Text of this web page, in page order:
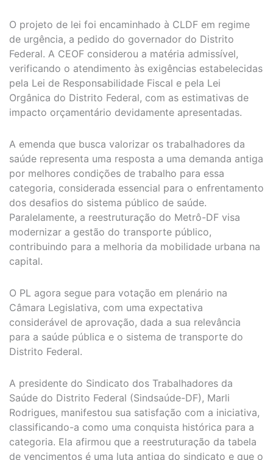
O projeto de lei foi encaminhado à CLDF em regime
de urgência, a pedido do governador do Distrito
Federal. A CEOF considerou a matéria admissível,
verificando o atendimento às exigências estabelecidas
pela Lei de Responsabilidade Fiscal e pela Lei
Orgânica do Distrito Federal, com as estimativas de
impacto orçamentário devidamente apresentadas.
A emenda que busca valorizar os trabalhadores da
saúde representa uma resposta a uma demanda antiga
por melhores condições de trabalho para essa
categoria, considerada essencial para o enfrentamento
dos desafios do sistema público de saúde.
Paralelamente, a reestruturação do Metrô-DF visa
modernizar a gestão do transporte público,
contribuindo para a melhoria da mobilidade urbana na
capital.
O PL agora segue para votação em plenário na
Câmara Legislativa, com uma expectativa
considerável de aprovação, dada a sua relevância
para a saúde pública e o sistema de transporte do
Distrito Federal.
A presidente do Sindicato dos Trabalhadores da
Saúde do Distrito Federal (Sindsaúde-DF), Marli
Rodrigues, manifestou sua satisfação com a iniciativa,
classificando-a como uma conquista histórica para a
categoria. Ela afirmou que a reestruturação da tabela
de vencimentos é uma luta antiga do sindicato e que o